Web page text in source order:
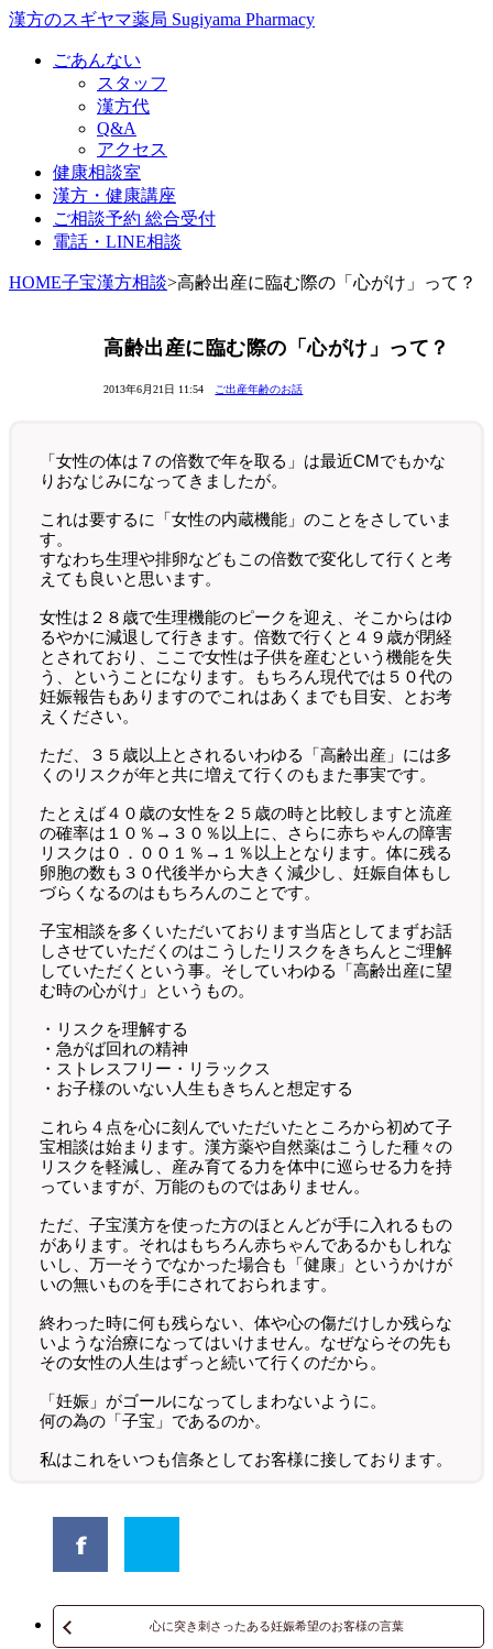
漢方のスギヤマ薬局 Sugiyama Pharmacy
ごあんない
スタッフ
漢方代
Q&A
アクセス
健康相談室
漢方・健康講座
ご相談予約 総合受付
電話・LINE相談
HOME子宝漢方相談>高齢出産に臨む際の「心がけ」って？
高齢出産に臨む際の「心がけ」って？
2013年6月21日 11:54 ご出産年齢のお話
「女性の体は７の倍数で年を取る」は最近CMでもかな
りおなじみになってきましたが。
これは要するに「女性の内蔵機能」のことをさしていま
す。
すなわち生理や排卵などもこの倍数で変化して行くと考
えても良いと思います。
女性は２８歳で生理機能のピークを迎え、そこからはゆ
るやかに減退して行きます。倍数で行くと４９歳が閉経
とされており、ここで女性は子供を産むという機能を失
う、ということになります。もちろん現代では５０代の
妊娠報告もありますのでこれはあくまでも目安、とお考
えください。
ただ、３５歳以上とされるいわゆる「高齢出産」には多
くのリスクが年と共に増えて行くのもまた事実です。
たとえば４０歳の女性を２５歳の時と比較しますと流産
の確率は１０％→３０％以上に、さらに赤ちゃんの障害
リスクは０．００１％→１％以上となります。体に残る
卵胞の数も３０代後半から大きく減少し、妊娠自体もし
づらくなるのはもちろんのことです。
子宝相談を多くいただいております当店としてまずお話
しさせていただくのはこうしたリスクをきちんとご理解
していただくという事。そしていわゆる「高齢出産に望
む時の心がけ」というもの。
・リスクを理解する
・急がば回れの精神
・ストレスフリー・リラックス
・お子様のいない人生もきちんと想定する
これら４点を心に刻んでいただいたところから初めて子
宝相談は始まります。漢方薬や自然薬はこうした種々の
リスクを軽減し、産み育てる力を体中に巡らせる力を持
っていますが、万能のものではありません。
ただ、子宝漢方を使った方のほとんどが手に入れるもの
があります。それはもちろん赤ちゃんであるかもしれな
いし、万一そうでなかった場合も「健康」というかけが
いの無いものを手にされておられます。
終わった時に何も残らない、体や心の傷だけしか残らな
いような治療になってはいけません。なぜならその先も
その女性の人生はずっと続いて行くのだから。
「妊娠」がゴールになってしまわないように。
何の為の「子宝」であるのか。
私はこれをいつも信条としてお客様に接しております。
心に突き刺さったある妊娠希望のお客様の言葉